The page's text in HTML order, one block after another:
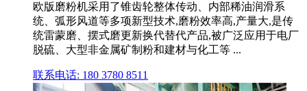
欧版磨粉机采用了锥齿轮整体传动、内部稀油润滑系
统、弧形风道等多项新型技术,磨粉效率高,产量大,是传
统雷蒙磨、摆式磨更新换代替代产品,被广泛应用于电厂
脱硫、大型非金属矿制粉和建材与化工等 ...
联系电话: 180 3780 8511